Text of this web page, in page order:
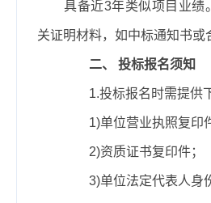
具备近3年类似项目业绩
关证明材料，如中标通知书或
二、 投标报名须知
1.投标报名时需提供
1)单位营业执照复印
2)资质证书复印件；
3)单位法定代表人身